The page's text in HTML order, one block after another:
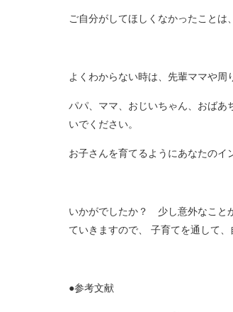
ご自分がしてほしくなかったことは
よくわからない時は、先輩ママや周
パパ、ママ、おじいちゃん、おば
いでください。
お子さんを育てるようにあなたのイ
いかがでしたか？ 少し意外なこと
ていきますので、 子育てを通して
●参考文献